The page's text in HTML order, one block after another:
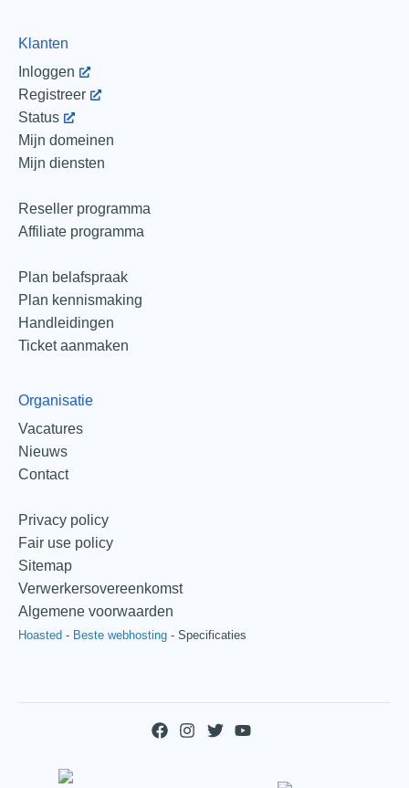
Klanten
Inloggen
Registreer
Status
Mijn domeinen
Mijn diensten
Reseller programma
Affiliate programma
Plan belafspraak
Plan kennismaking
Handleidingen
Ticket aanmaken
Organisatie
Vacatures
Nieuws
Contact
Privacy policy
Fair use policy
Sitemap
Verwerkersovereenkomst
Algemene voorwaarden
Hoasted - Beste webhosting - Specificaties
F
I
T
Y